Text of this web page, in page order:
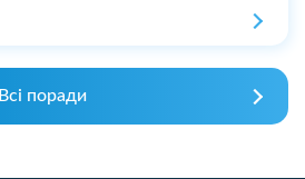
Всі поради